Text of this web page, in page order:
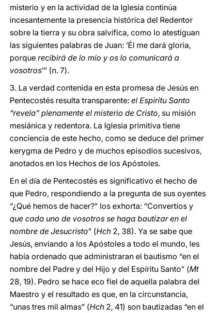
misterio y en la actividad de la Iglesia continúa
incesantemente la presencia histórica del Redentor
sobre la tierra y su obra salvífica, como lo atestiguan
las siguientes palabras de Juan: ‘Él me dará gloria,
porque recibirá de lo mío y os lo comunicará a
vosotros’” (n. 7).
3. La verdad contenida en esta promesa de Jesús en
Pentecostés resulta transparente: el Espíritu Santo
“revela” plenamente el misterio de Cristo, su misión
mesiánica y redentora. La Iglesia primitiva tiene
conciencia de este hecho, como se deduce del primer
kerygma de Pedro y de muchos episodios sucesivos,
anotados en los Hechos de los Apóstoles.
En el día de Pentecostés es significativo el hecho de
que Pedro, respondiendo a la pregunta de sus oyentes
“¿Qué hemos de hacer?” los exhorta: “Convertíos y
que cada uno de vosotros se haga bautizar en el
nombre de Jesucristo” (Hch 2, 38). Ya se sabe que
Jesús, enviando a los Apóstoles a todo el mundo, les
había ordenado que administraran el bautismo “en el
nombre del Padre y del Hijo y del Espíritu Santo” (Mt
28, 19). Pedro se hace eco fiel de aquella palabra del
Maestro y el resultado es que, en la circunstancia,
“unas tres mil almas” (Hch 2, 41) son bautizadas “en el